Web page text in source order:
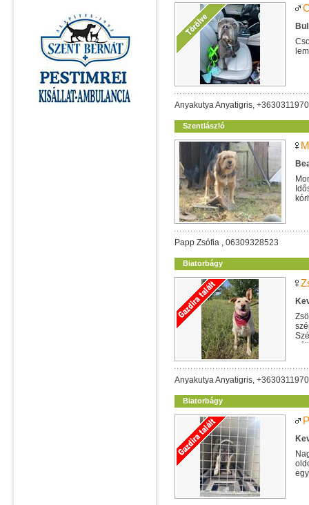
Anyakutya Anyatigris,
Szentlászló
Papp Zsófia , 06309328523
Biatorbágy
Anyakutya Anyatigris,
Biatorbágy